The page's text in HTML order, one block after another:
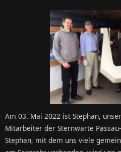
Am 03. Mai 2022 ist Stephan,
Mitarbeiter der Sternwarte
Stephan, mit dem uns viele